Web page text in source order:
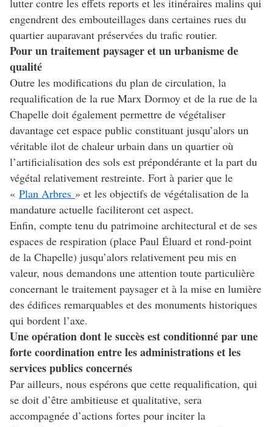
lutter contre les effets reports et les itinéraires malins qui
engendrent des embouteillages dans certaines rues du
quartier auparavant préservées du trafic routier.
Pour un traitement paysager et un urbanisme de
qualité
Outre les modifications du plan de circulation, la
requalification de la rue Marx Dormoy et de la rue de la
Chapelle doit également permettre de végétaliser
davantage cet espace public constituant jusqu’alors un
véritable ilot de chaleur urbain dans un quartier où
l’artificialisation des sols est prépondérante et la part du
végétal relativement restreinte. Fort à parier que le
« Plan Arbres » et les objectifs de végétalisation de la
mandature actuelle faciliteront cet aspect.
Enfin, compte tenu du patrimoine architectural et de ses
espaces de respiration (place Paul Éluard et rond-point
de la Chapelle) jusqu’alors relativement peu mis en
valeur, nous demandons une attention toute particulière
concernant le traitement paysager et à la mise en lumière
des édifices remarquables et des monuments historiques
qui bordent l’axe.
Une opération dont le succès est conditionné par une
forte coordination entre les administrations et les
services publics concernés
Par ailleurs, nous espérons que cette requalification, qui
se doit d’être ambitieuse et qualitative, sera
accompagnée d’actions fortes pour inciter la